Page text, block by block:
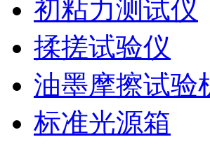
初粘力测试仪
揉搓试验仪
油墨摩擦试验
标准光源箱